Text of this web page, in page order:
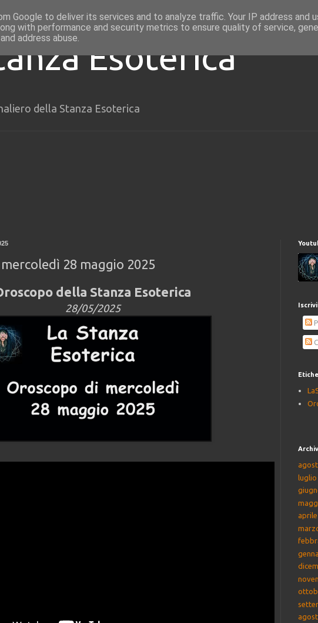
Esoterica
della Stanza Esoterica
28 maggio 2025
della Stanza Esoterica
28/05/2025
luglio
Google to deliver its services and to analyze traffic. Your IP address and
with performance and security metrics to ensure quality of service,
address abuse.